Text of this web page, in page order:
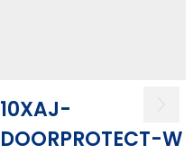
10XAJ-
DOORPROTECT-W